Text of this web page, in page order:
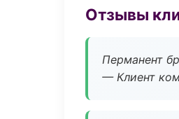
Отзывы
Перманент
— Клиент